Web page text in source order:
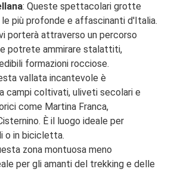
: Queste spettacolari grotte
più profonde e affascinanti d'Italia.
porterà attraverso un percorso
potrete ammirare stalattiti,
formazioni rocciose.
vallata incantevole è
campi coltivati, uliveti secolari e
come Martina Franca,
È il luogo ideale per
o in bicicletta.
zona montuosa meno
per gli amanti del trekking e delle